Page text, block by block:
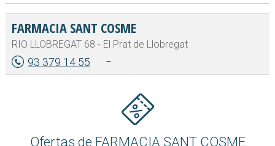
FARMACIA SANT COSME
RIO LLOBREGAT 68 - El Prat de Llobregat
93 379 14 55
Ofertas de FARMACIA SANT COSME